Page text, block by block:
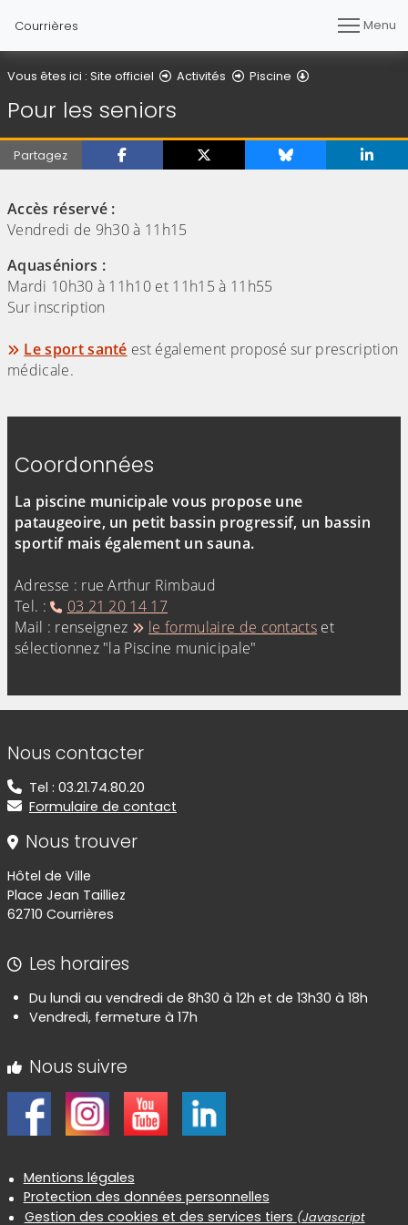
Courrières Menu
Vous êtes ici : Site officiel Activités Piscine
Pour les seniors
Partagez
Accès réservé :
Vendredi de 9h30 à 11h15
Aquaséniors :
Mardi 10h30 à 11h10 et 11h15 à 11h55
Sur inscription
Le sport santé est également proposé sur prescription
médicale.
Coordonnées
La piscine municipale vous propose une
pataugeoire, un petit bassin progressif, un bassin
sportif mais également un sauna.
Adresse : rue Arthur Rimbaud
Tel. :
03 21 20 14 17
Mail : renseignez
le formulaire de contacts et
sélectionnez "la Piscine municipale"
Informations de contact
Nous contacter
Tel : 03.21.74.80.20
Formulaire de contact
Nous trouver
Hôtel de Ville
Place Jean Tailliez
62710 Courrières
Les horaires
Du lundi au vendredi de 8h30 à 12h et de 13h30 à 18h
Vendredi, fermeture à 17h
Nous suivre
Informations réglementaires
Mentions légales
Protection des données personnelles
Gestion des cookies et des services tiers (Javascript